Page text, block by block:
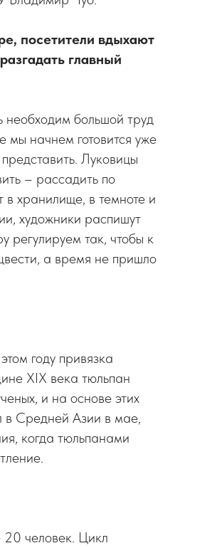
посетители вдыхают
главный
необходим большой труд
мы начнем готовится уже
Луковицы
– рассадить по
хранилище, в темноте и
художники распишут
регулируем так, чтобы к
а время не пришло
году привязка
ХIХ века тюльпан
и на основе этих
в Средней Азии в мае,
когда тюльпанами
20 человек. Цикл